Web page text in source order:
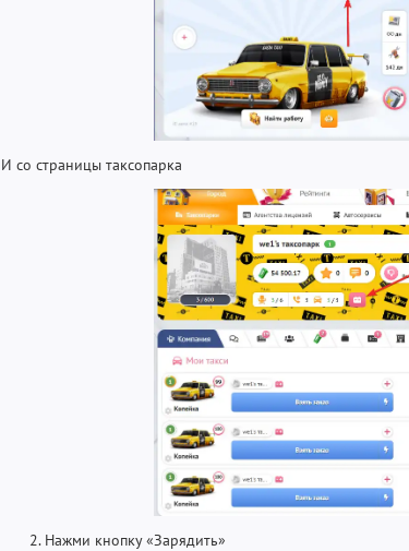
И со страницы таксопарка
Нажми кнопку «Зарядить»